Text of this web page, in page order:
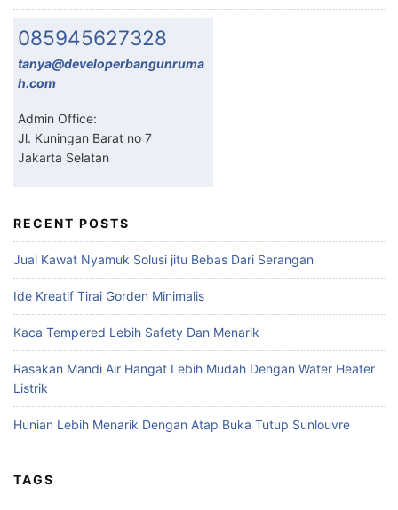
085945627328
tanya@developerbangunruma
h.com
Admin Office:
Jl. Kuningan Barat no 7
Jakarta Selatan
RECENT POSTS
Jual Kawat Nyamuk Solusi jitu Bebas Dari Serangan
Ide Kreatif Tirai Gorden Minimalis
Kaca Tempered Lebih Safety Dan Menarik
Rasakan Mandi Air Hangat Lebih Mudah Dengan Water Heater
Listrik
Hunian Lebih Menarik Dengan Atap Buka Tutup Sunlouvre
TAGS